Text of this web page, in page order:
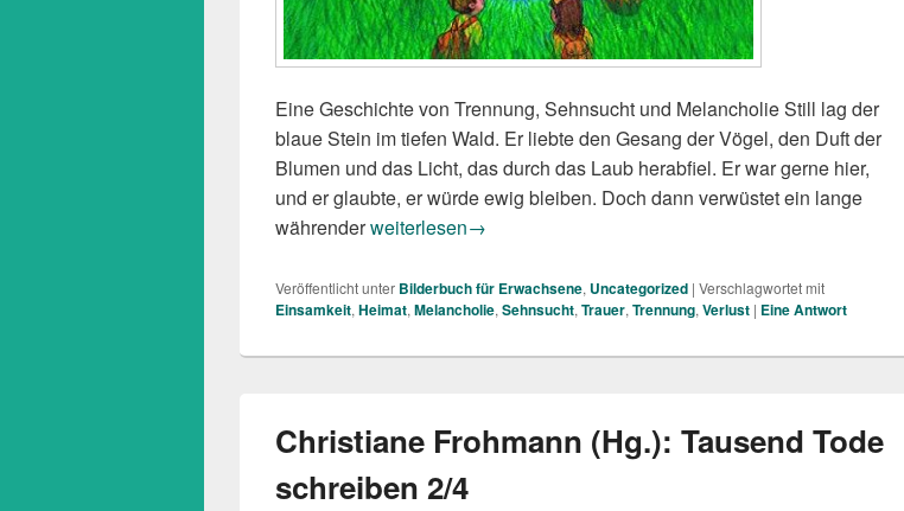
Eine Geschichte von Trennung, Sehnsucht und Melancholie Still lag der
blaue Stein im tiefen Wald. Er liebte den Gesang der Vögel, den Duft der
Blumen und das Licht, das durch das Laub herabfiel. Er war gerne hier,
und er glaubte, er würde ewig bleiben. Doch dann verwüstet ein lange
währenderJimmy Liao: Der blaue Stein
weiterlesen→
Veröffentlicht unter Bilderbuch für Erwachsene, Uncategorized | Verschlagwortet mit
Einsamkeit, Heimat, Melancholie, Sehnsucht, Trauer, Trennung, Verlust | EineAntwort
Christiane Frohmann (Hg.): Tausend Tode
schreiben 2/4